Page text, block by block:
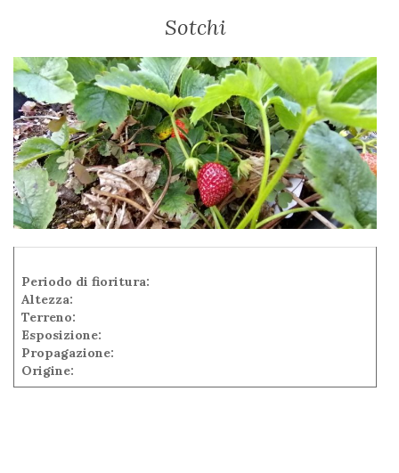
Sotchi
Periodo di fioritura:
Altezza:
Terreno:
Esposizione:
Propagazione:
Origine: